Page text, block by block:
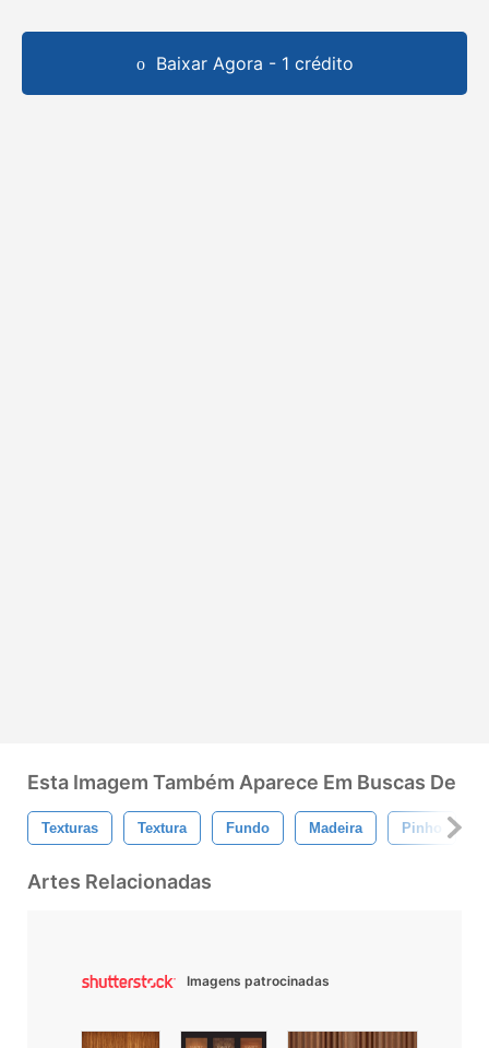
Baixar Agora - 1 crédito
Esta Imagem Também Aparece Em Buscas De
Texturas Textura Fundo Madeira Pinho
Artes Relacionadas
Imagens patrocinadas